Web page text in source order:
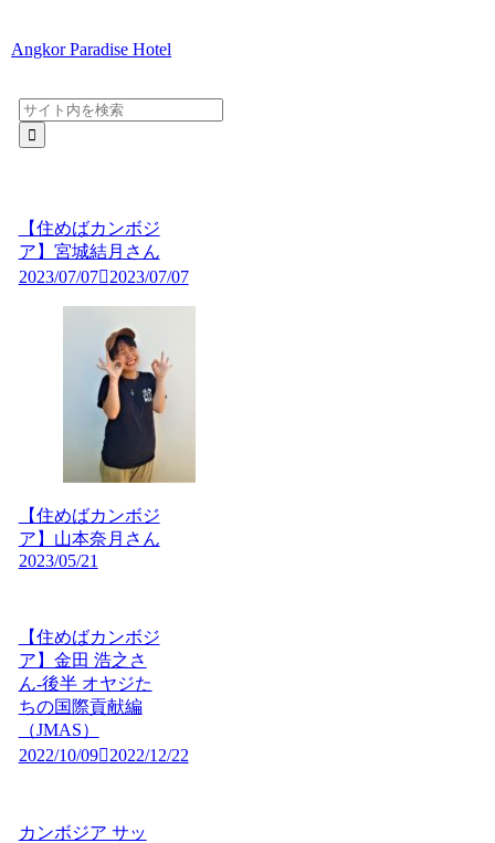
Angkor Paradise Hotel
【住めばカンボジ
ア】宮城結月さん
2023/07/07
2023/07/07
【住めばカンボジ
ア】山本奈月さん
2023/05/21
【住めばカンボジ
ア】金田 浩之さ
ん-後半 オヤジた
ちの国際貢献編
（JMAS）
2022/10/09
2022/12/22
カンボジア サッ